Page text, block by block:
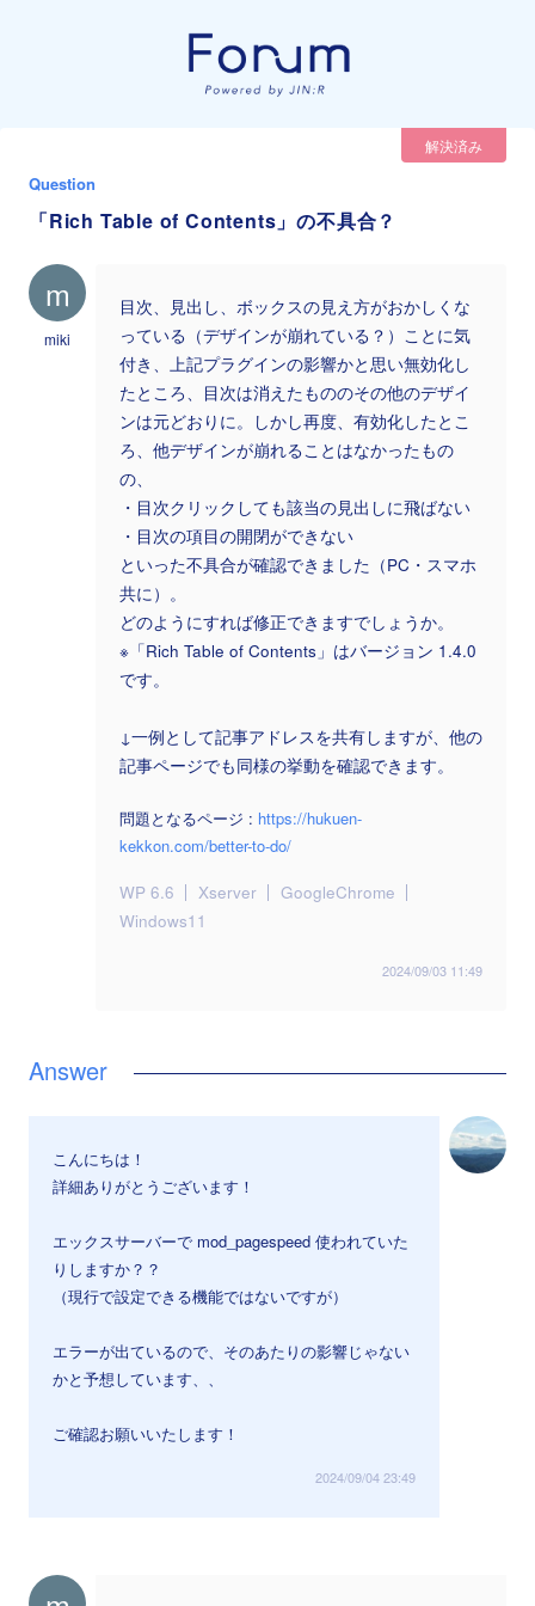
解決済み
Question
「Rich Table of Contents」の不具合？
m
miki
目次、見出し、ボックスの見え方がおかしくな
っている（デザインが崩れている？）ことに気
付き、上記プラグインの影響かと思い無効化し
たところ、目次は消えたもののその他のデザイ
ンは元どおりに。しかし再度、有効化したとこ
ろ、他デザインが崩れることはなかったもの
の、
・目次クリックしても該当の見出しに飛ばない
・目次の項目の開閉ができない
といった不具合が確認できました（PC・スマホ
共に）。
どのようにすれば修正できますでしょうか。
※「Rich Table of Contents」はバージョン 1.4.0
です。
↓一例として記事アドレスを共有しますが、他の
記事ページでも同様の挙動を確認できます。
問題となるページ : https://hukuen-
kekkon.com/better-to-do/
WP 6.6 Xserver
GoogleChrome
Windows11
2024/09/03 11:49
こんにちは！
詳細ありがとうございます！
エックスサーバーで mod_pagespeed 使われていた
りしますか？？
（現行で設定できる機能ではないですが）
エラーが出ているので、そのあたりの影響じゃない
かと予想しています、、
ご確認お願いいたします！
2024/09/04 23:49